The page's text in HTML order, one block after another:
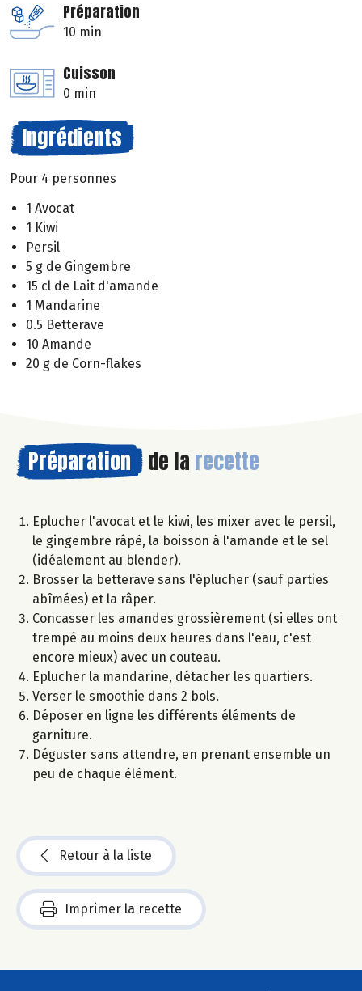
Préparation
10 min
Cuisson
0 min
Ingrédients
Pour 4 personnes
1 Avocat
1 Kiwi
Persil
5 g de Gingembre
15 cl de Lait d'amande
1 Mandarine
0.5 Betterave
10 Amande
20 g de Corn-flakes
Préparation de la recette
Eplucher l'avocat et le kiwi, les mixer avec le persil,
le gingembre râpé, la boisson à l'amande et le sel
(idéalement au blender).
Brosser la betterave sans l'éplucher (sauf parties
abîmées) et la râper.
Concasser les amandes grossièrement (si elles ont
trempé au moins deux heures dans l'eau, c'est
encore mieux) avec un couteau.
Eplucher la mandarine, détacher les quartiers.
Verser le smoothie dans 2 bols.
Déposer en ligne les différents éléments de
garniture.
Déguster sans attendre, en prenant ensemble un
peu de chaque élément.
Retour à la liste
Imprimer la recette